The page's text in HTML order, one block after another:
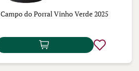
Campo do Porral Vinho Verde 2025